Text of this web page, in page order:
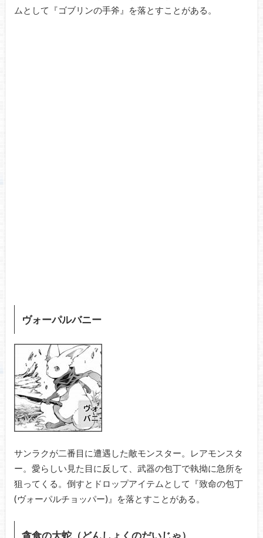
ムとして『ゴブリンの手斧』を落とすことがある。
ヴォーパルバニー
サンラクが二番目に遭遇した敵モンスター。レアモンスタ
ー。愛らしい見た目に反して、武器の包丁で執拗に急所を
狙ってくる。倒すとドロップアイテムとして『致命の包丁
(ヴォーパルチョッパー)』を落とすことがある。
貪食の大蛇（どんしょくのだいじゃ）